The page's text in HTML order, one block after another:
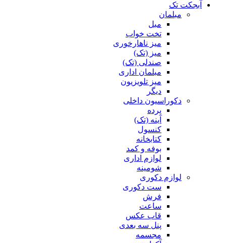
آبجکت تک
مبلمان
مبل
تخت خواب
میز ناهارخوری
میز (تک)
صندلی (تک)
مبلمان اداری
میز تلویزیون
دیگر
دکوراسیون داخلی
پرده
آینه (تک)
کنسول
کتابخانه
بوفه و کمد
لوازم اداری
شومینه
لوازم دکوری
ست دکوری
فرش
ساعت
قاب عکس
پنل سه بعدی
مجسمه